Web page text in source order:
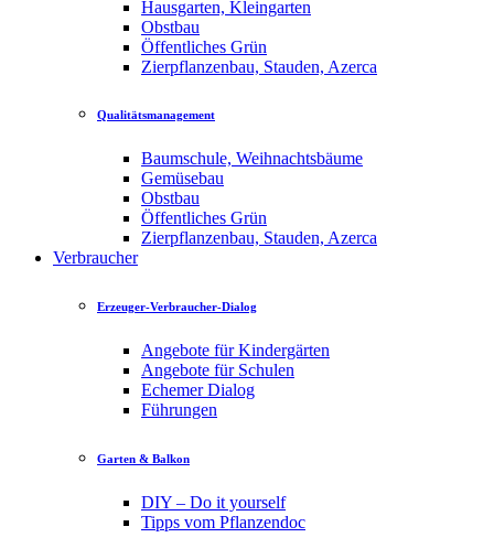
Hausgarten, Kleingarten
Obstbau
Öffentliches Grün
Zierpflanzenbau, Stauden, Azerca
Qualitätsmanagement
Baumschule, Weihnachtsbäume
Gemüsebau
Obstbau
Öffentliches Grün
Zierpflanzenbau, Stauden, Azerca
Verbraucher
Erzeuger-Verbraucher-Dialog
Angebote für Kindergärten
Angebote für Schulen
Echemer Dialog
Führungen
Garten & Balkon
DIY – Do it yourself
Tipps vom Pflanzendoc